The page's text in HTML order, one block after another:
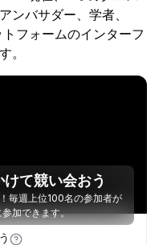
ンバサダー、学者、
フォームのインターフ
。
けて競い会おう
毎週上位100名の参加者が
加できます。